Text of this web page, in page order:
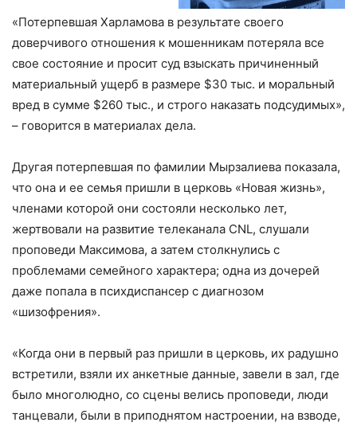
«Потерпевшая Харламова в результате своего
доверчивого отношения к мошенникам потеряла все
свое состояние и просит суд взыскать причиненный
материальный ущерб в размере $30 тыс. и моральный
вред в сумме $260 тыс., и строго наказать подсудимых»,
– говорится в материалах дела.
Другая потерпевшая по фамилии Мырзалиева показала,
что она и ее семья пришли в церковь «Новая жизнь»,
членами которой они состояли несколько лет,
жертвовали на развитие телеканала CNL, слушали
проповеди Максимова, а затем столкнулись с
проблемами семейного характера; одна из дочерей
даже попала в психдиспансер с диагнозом
«шизофрения».
«Когда они в первый раз пришли в церковь, их радушно
встретили, взяли их анкетные данные, завели в зал, где
было многолюдно, со сцены велись проповеди, люди
танцевали, были в приподнятом настроении, на взводе,